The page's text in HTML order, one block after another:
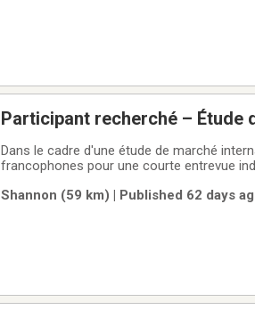
Participant recherché – Étude
Dans le cadre d'une étude de marché
francophones pour une courte entrevue
information personnelle ne sera
Shannon (59 km) | Published 62 days